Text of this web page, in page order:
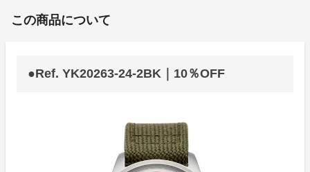
この商品について
●Ref. YK20263-24-2BK｜10％OFF